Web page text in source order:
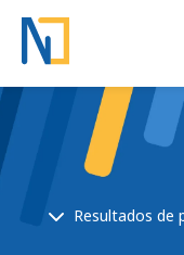
Resultados de